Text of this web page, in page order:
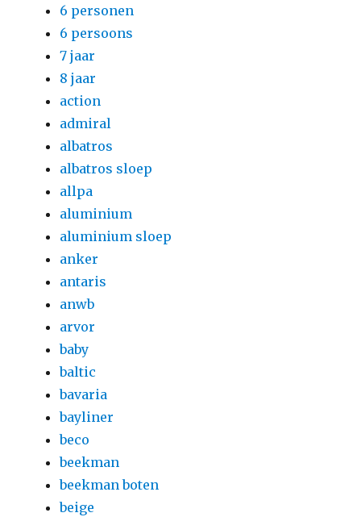
6 personen
6 persoons
7 jaar
8 jaar
action
admiral
albatros
albatros sloep
allpa
aluminium
aluminium sloep
anker
antaris
anwb
arvor
baby
baltic
bavaria
bayliner
beco
beekman
beekman boten
beige